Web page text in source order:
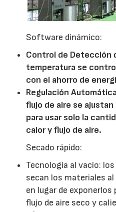
Software dinámico:
Control de Detección
temperatura se
con el ahorro de
Regulación
flujo de aire se
para usar solo la
calor y flujo de aire.
Secado rápido:
Tecnología al vacío:
secan los materiales
en lugar de
flujo de aire seco y